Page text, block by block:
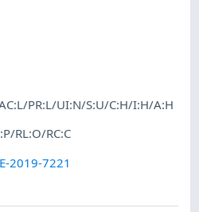
PR:L/UI:N/S:U/C:H/I:H/A:H
RL:O/RC:C
2019-7221